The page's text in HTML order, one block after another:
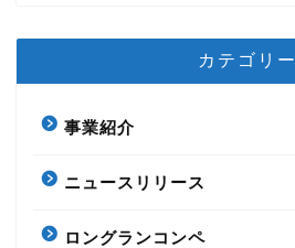
カテゴリー
事業紹介
ニュースリリース
ロングランコンペ